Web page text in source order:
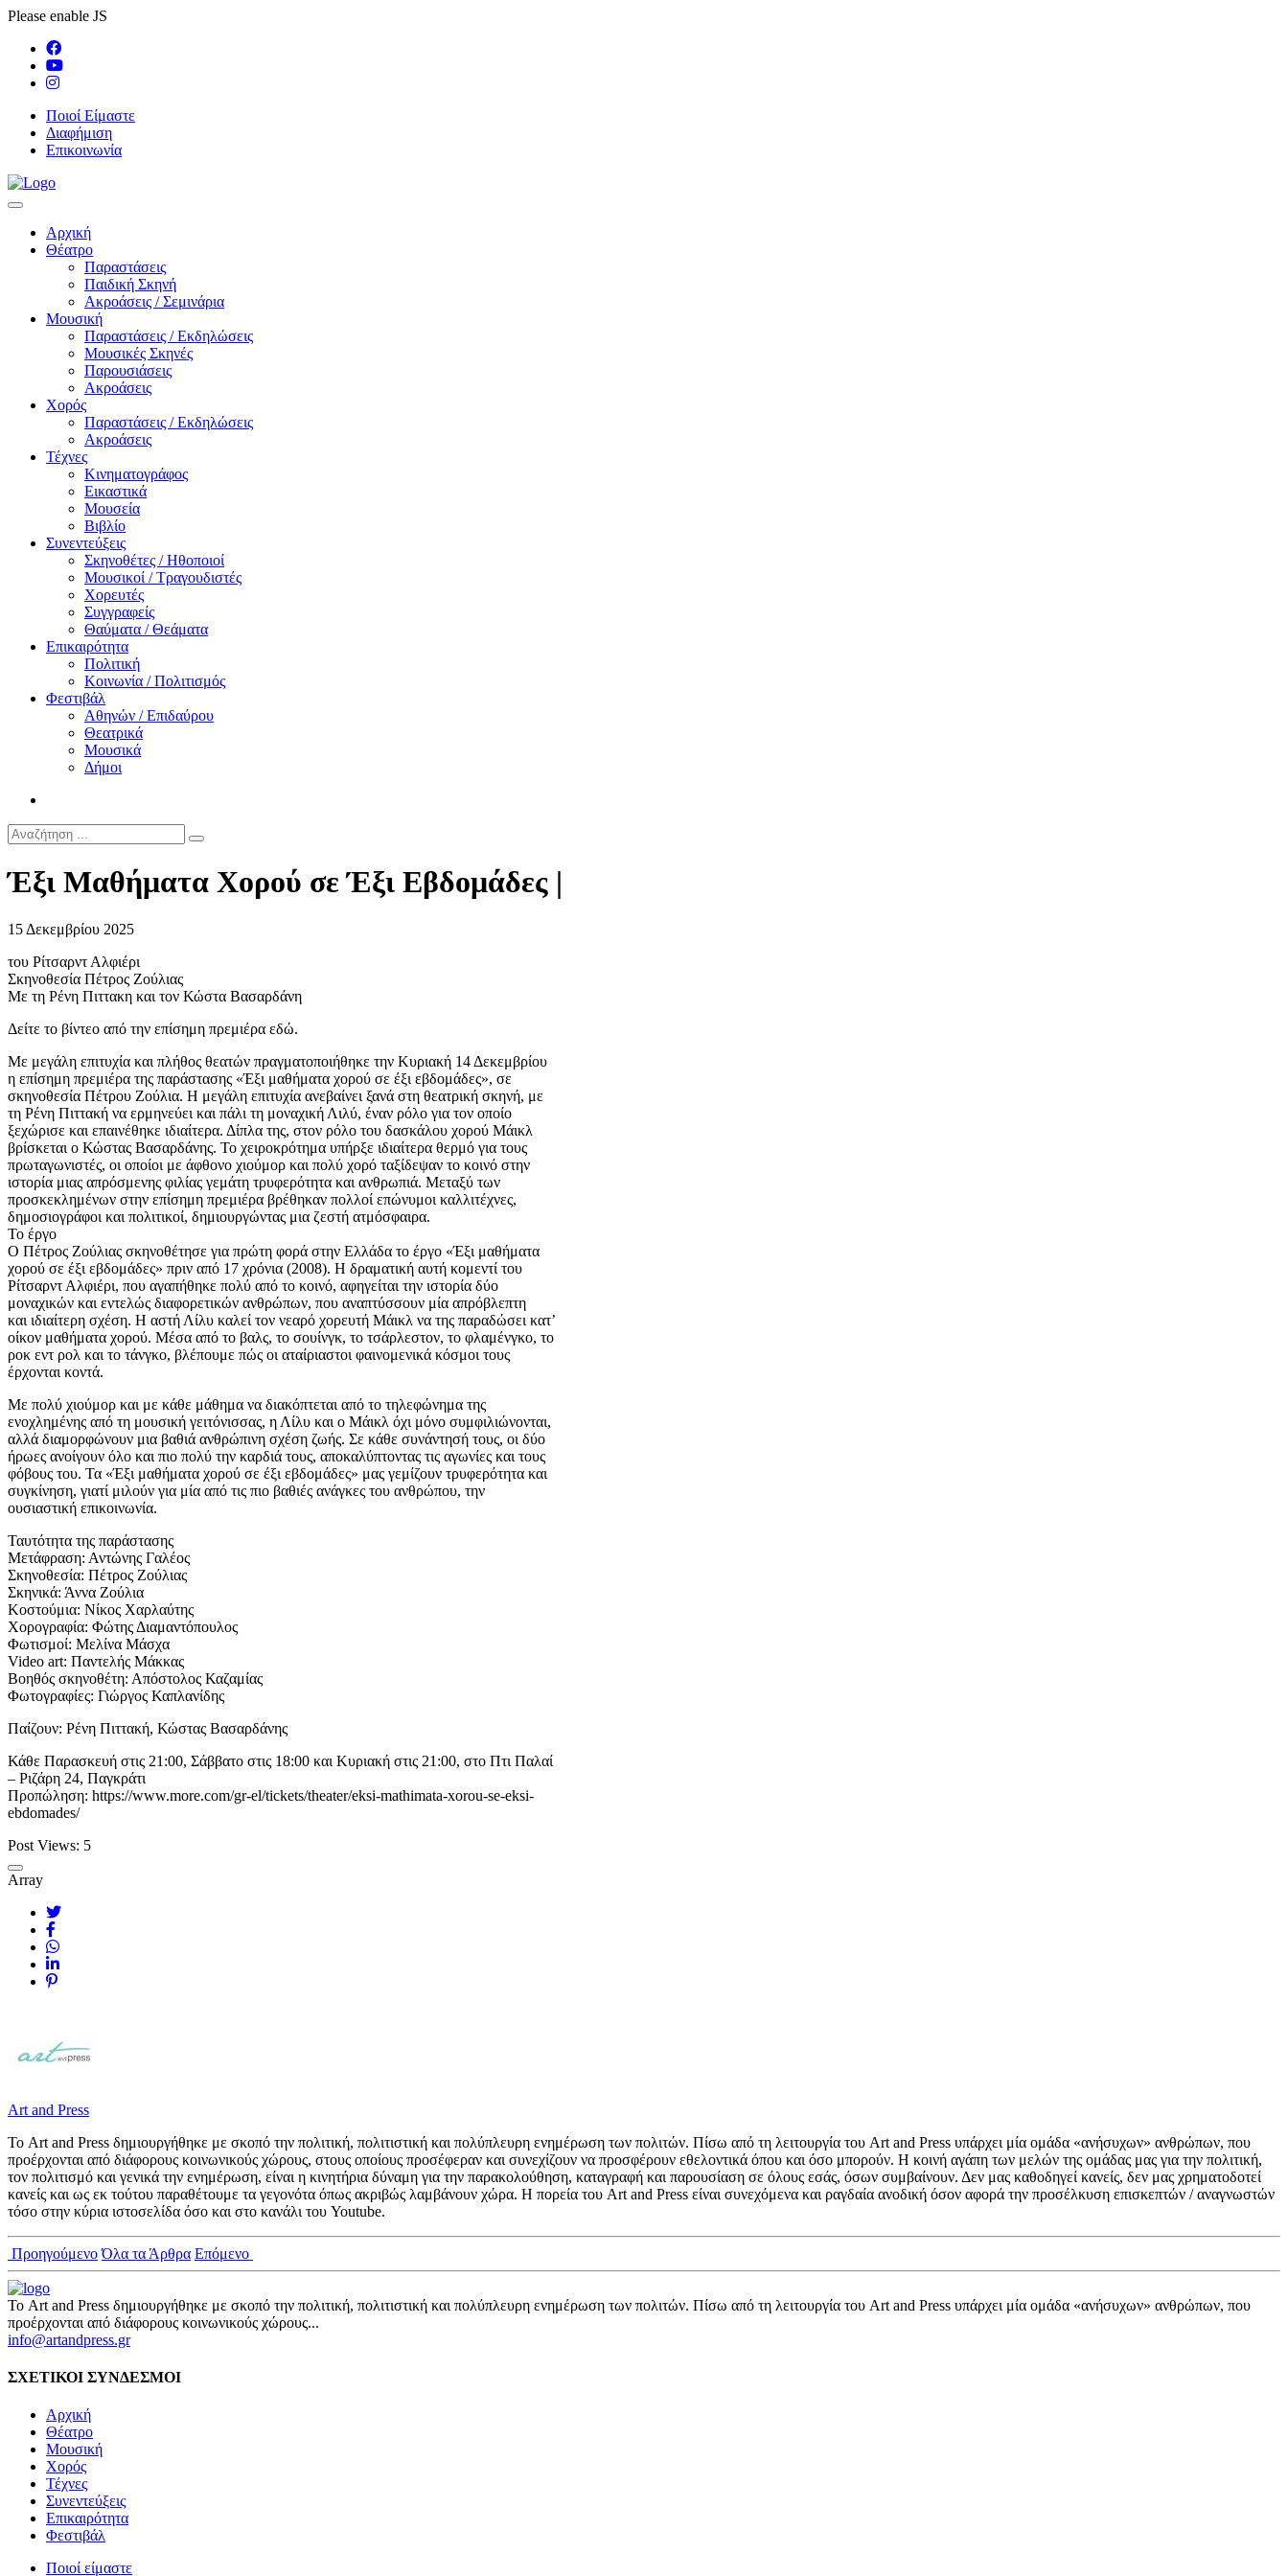
Please enable JS
Ποιοί Είμαστε
Διαφήμιση
Επικοινωνία
Αρχική
Θέατρο
Παραστάσεις
Παιδική Σκηνή
Ακροάσεις / Σεμινάρια
Μουσική
Παραστάσεις / Εκδηλώσεις
Μουσικές Σκηνές
Παρουσιάσεις
Ακροάσεις
Χορός
Παραστάσεις / Εκδηλώσεις
Ακροάσεις
Τέχνες
Κινηματογράφος
Εικαστικά
Μουσεία
Βιβλίο
Συνεντεύξεις
Σκηνοθέτες / Ηθοποιοί
Μουσικοί / Τραγουδιστές
Χορευτές
Συγγραφείς
Θαύματα / Θεάματα
Επικαιρότητα
Πολιτική
Κοινωνία / Πολιτισμός
Φεστιβάλ
Αθηνών / Επιδαύρου
Θεατρικά
Μουσικά
Δήμοι
Έξι Μαθήματα Χορού σε Έξι Εβδομάδες |
15 Δεκεμβρίου 2025
του Ρίτσαρντ Αλφιέρι
Σκηνοθεσία Πέτρος Ζούλιας
Με τη Ρένη Πιττακη και τον Κώστα Βασαρδάνη
Δείτε το βίντεο από την επίσημη πρεμιέρα εδώ.
Με μεγάλη επιτυχία και πλήθος θεατών πραγματοποιήθηκε την Κυριακή 14 Δεκεμβρίου
η επίσημη πρεμιέρα της παράστασης «Έξι μαθήματα χορού σε έξι εβδομάδες», σε
σκηνοθεσία Πέτρου Ζούλια. Η μεγάλη επιτυχία ανεβαίνει ξανά στη θεατρική σκηνή, με
τη Ρένη Πιττακή να ερμηνεύει και πάλι τη μοναχική Λιλύ, έναν ρόλο για τον οποίο
ξεχώρισε και επαινέθηκε ιδιαίτερα. Δίπλα της, στον ρόλο του δασκάλου χορού Μάικλ
βρίσκεται ο Κώστας Βασαρδάνης. Το χειροκρότημα υπήρξε ιδιαίτερα θερμό για τους
πρωταγωνιστές, οι οποίοι με άφθονο χιούμορ και πολύ χορό ταξίδεψαν το κοινό στην
ιστορία μιας απρόσμενης φιλίας γεμάτη τρυφερότητα και ανθρωπιά. Μεταξύ των
προσκεκλημένων στην επίσημη πρεμιέρα βρέθηκαν πολλοί επώνυμοι καλλιτέχνες,
δημοσιογράφοι και πολιτικοί, δημιουργώντας μια ζεστή ατμόσφαιρα.
Το έργο
Ο Πέτρος Ζούλιας σκηνοθέτησε για πρώτη φορά στην Ελλάδα το έργο «Έξι μαθήματα
χορού σε έξι εβδομάδες» πριν από 17 χρόνια (2008). Η δραματική αυτή κομεντί του
Ρίτσαρντ Αλφιέρι, που αγαπήθηκε πολύ από το κοινό, αφηγείται την ιστορία δύο
μοναχικών και εντελώς διαφορετικών ανθρώπων, που αναπτύσσουν μία απρόβλεπτη
και ιδιαίτερη σχέση. Η αστή Λίλυ καλεί τον νεαρό χορευτή Μάικλ να της παραδώσει κατ’
οίκον μαθήματα χορού. Μέσα από το βαλς, το σουίνγκ, το τσάρλεστον, το φλαμένγκο, το
ροκ εντ ρολ και το τάνγκο, βλέπουμε πώς οι αταίριαστοι φαινομενικά κόσμοι τους
έρχονται κοντά.
Με πολύ χιούμορ και με κάθε μάθημα να διακόπτεται από το τηλεφώνημα της
ενοχλημένης από τη μουσική γειτόνισσας, η Λίλυ και ο Μάικλ όχι μόνο συμφιλιώνονται,
αλλά διαμορφώνουν μια βαθιά ανθρώπινη σχέση ζωής. Σε κάθε συνάντησή τους, οι δύο
ήρωες ανοίγουν όλο και πιο πολύ την καρδιά τους, αποκαλύπτοντας τις αγωνίες και τους
φόβους του. Τα «Έξι μαθήματα χορού σε έξι εβδομάδες» μας γεμίζουν τρυφερότητα και
συγκίνηση, γιατί μιλούν για μία από τις πιο βαθιές ανάγκες του ανθρώπου, την
ουσιαστική επικοινωνία.
Ταυτότητα της παράστασης
Μετάφραση: Αντώνης Γαλέος
Σκηνοθεσία: Πέτρος Ζούλιας
Σκηνικά: Άννα Ζούλια
Κοστούμια: Νίκος Χαρλαύτης
Χορογραφία: Φώτης Διαμαντόπουλος
Φωτισμοί: Μελίνα Μάσχα
Video art: Παντελής Μάκκας
Βοηθός σκηνοθέτη: Απόστολος Καζαμίας
Φωτογραφίες: Γιώργος Καπλανίδης
Παίζουν: Ρένη Πιττακή, Κώστας Βασαρδάνης
Κάθε Παρασκευή στις 21:00, Σάββατο στις 18:00 και Κυριακή στις 21:00, στο Πτι Παλαί
– Ριζάρη 24, Παγκράτι
Προπώληση: https://www.more.com/gr-el/tickets/theater/eksi-mathimata-xorou-se-eksi-
ebdomades/
Post Views: 5
Array
Art and Press
Το Art and Press δημιουργήθηκε με σκοπό την πολιτική, πολιτιστική και πολύπλευρη ενημέρωση των πολιτών. Πίσω από τη λειτουργία του Art and Press υπάρχει μία ομάδα «ανήσυχων» ανθρώπων, που
προέρχονται από διάφορους κοινωνικούς χώρους, στους οποίους προσέφεραν και συνεχίζουν να προσφέρουν εθελοντικά όπου και όσο μπορούν. Η κοινή αγάπη των μελών της ομάδας μας για την πολιτική,
τον πολιτισμό και γενικά την ενημέρωση, είναι η κινητήρια δύναμη για την παρακολούθηση, καταγραφή και παρουσίαση σε όλους εσάς, όσων συμβαίνουν. Δεν μας καθοδηγεί κανείς, δεν μας χρηματοδοτεί
κανείς και ως εκ τούτου παραθέτουμε τα γεγονότα όπως ακριβώς λαμβάνουν χώρα. Η πορεία του Art and Press είναι συνεχόμενα και ραγδαία ανοδική όσον αφορά την προσέλκυση επισκεπτών / αναγνωστών
τόσο στην κύρια ιστοσελίδα όσο και στο κανάλι του Youtube.
Προηγούμενο Όλα τα Άρθρα Επόμενο
Το Art and Press δημιουργήθηκε με σκοπό την πολιτική, πολιτιστική και πολύπλευρη ενημέρωση των πολιτών. Πίσω από τη λειτουργία του Art and Press υπάρχει μία ομάδα «ανήσυχων» ανθρώπων, που
προέρχονται από διάφορους κοινωνικούς χώρους...
info@artandpress.gr
ΣΧΕΤΙΚΟΙ ΣΥΝΔΕΣΜΟΙ
Αρχική
Θέατρο
Μουσική
Χορός
Τέχνες
Συνεντεύξεις
Επικαιρότητα
Φεστιβάλ
Ποιοί είμαστε